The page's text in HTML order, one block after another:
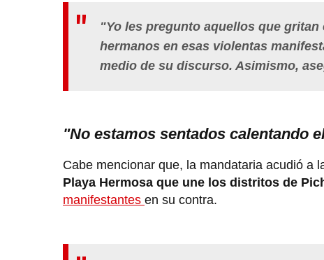
"Yo les pregunto aquellos que
hermanos en esas violentas
medio de su discurso. Asimismo,
"No estamos sentados calentando
Cabe mencionar que, la mandataria acudió a
Playa Hermosa que une los distritos de
manifestantes en su contra.